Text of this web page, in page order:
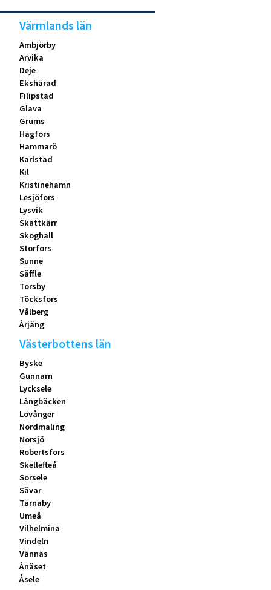
Värmlands län
Ambjörby
Arvika
Deje
Ekshärad
Filipstad
Glava
Grums
Hagfors
Hammarö
Karlstad
Kil
Kristinehamn
Lesjöfors
Lysvik
Skattkärr
Skoghall
Storfors
Sunne
Säffle
Torsby
Töcksfors
Vålberg
Årjäng
Västerbottens län
Byske
Gunnarn
Lycksele
Långbäcken
Lövånger
Nordmaling
Norsjö
Robertsfors
Skellefteå
Sorsele
Sävar
Tärnaby
Umeå
Vilhelmina
Vindeln
Vännäs
Ånäset
Åsele